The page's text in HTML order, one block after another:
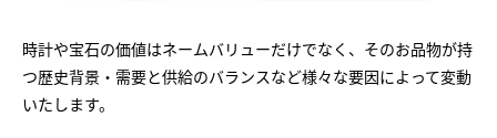
時計や宝石の価値はネームバリューだけでなく、そのお品物が持
つ歴史背景・需要と供給のバランスなど様々な要因によって変動
いたします。